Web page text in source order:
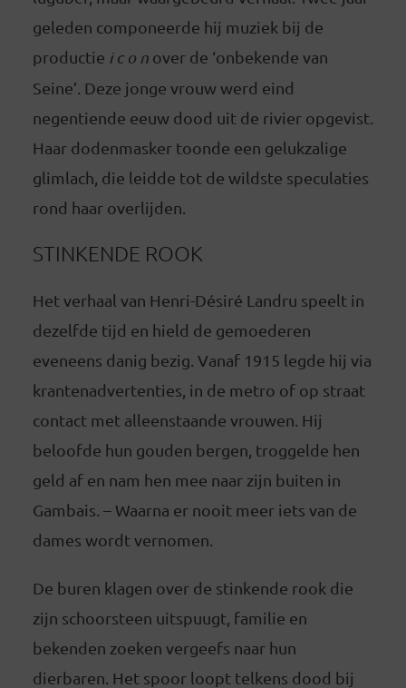
geleden componeerde hij muziek bij de
productie i c o n over de ‘onbekende van
Seine’. Deze jonge vrouw werd eind
negentiende eeuw dood uit de rivier opgevist.
Haar dodenmasker toonde een gelukzalige
glimlach, die leidde tot de wildste speculaties
rond haar overlijden.
STINKENDE ROOK
Het verhaal van Henri-Désiré Landru speelt in
dezelfde tijd en hield de gemoederen
eveneens danig bezig. Vanaf 1915 legde hij via
krantenadvertenties, in de metro of op straat
contact met alleenstaande vrouwen. Hij
beloofde hun gouden bergen, troggelde hen
geld af en nam hen mee naar zijn buiten in
Gambais. – Waarna er nooit meer iets van de
dames wordt vernomen.
De buren klagen over de stinkende rook die
zijn schoorsteen uitspuugt, familie en
bekenden zoeken vergeefs naar hun
dierbaren. Het spoor loopt telkens dood bij